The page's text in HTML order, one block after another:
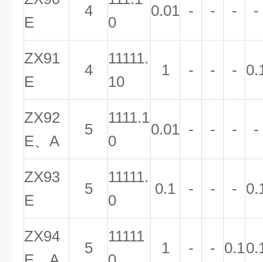
E
4
0
0.01 - - - -
ZX91
E
4
11111.
10
1 - - -
ZX92
E、 A
5
1111.1
0
0.01 - - - -
ZX93
E
5
11111.
0
0.1 - - -
ZX94
5
11111
1 - - 0.1